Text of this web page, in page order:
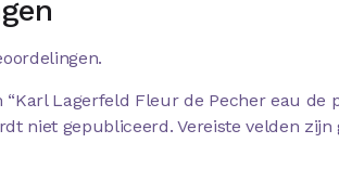
“Karl Lagerfeld Fleur de Pecher eau de
niet gepubliceerd. Vereiste velden